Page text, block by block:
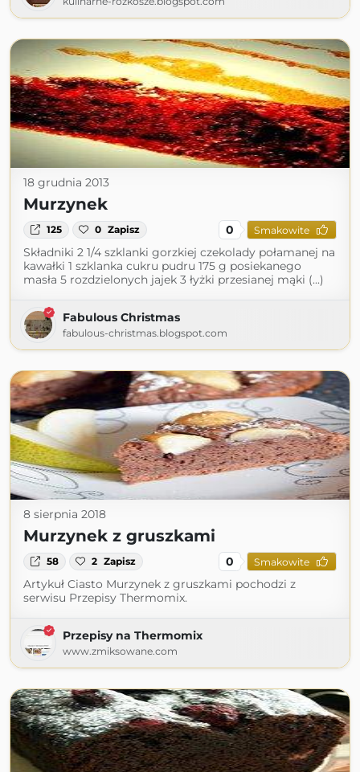
18 grudnia 2013
Murzynek
125 0 Zapisz 0 Smakowite
Składniki 2 1/4 szklanki gorzkiej czekolady połamanej na
kawałki 1 szklanka cukru pudru 175 g posiekanego
masła 5 rozdzielonych jajek 3 łyżki przesianej mąki (...)
Fabulous Christmas
fabulous-christmas.blogspot.com
8 sierpnia 2018
Murzynek z gruszkami
58 2 Zapisz 0 Smakowite
Artykuł Ciasto Murzynek z gruszkami pochodzi z
serwisu Przepisy Thermomix.
Przepisy na Thermomix
www.zmiksowane.com